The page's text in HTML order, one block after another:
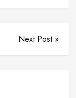
Next Post »